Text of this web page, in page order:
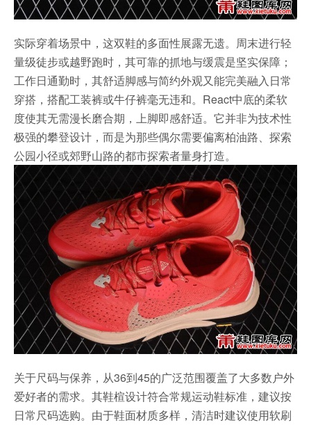
实际穿着场景中，这双鞋的多面性展露无遗。周末进行轻
量级徒步或越野跑时，其可靠的抓地与缓震是坚实保障；
工作日通勤时，其舒适脚感与简约外观又能完美融入日常
穿搭，搭配工装裤或牛仔裤毫无违和。React中底的柔软
度使其无需漫长磨合期，上脚即感舒适。它并非为技术性
极强的攀登设计，而是为那些偶尔需要偏离柏油路、探索
公园小径或郊野山路的都市探索者量身打造。
关于尺码与保养，从36到45的广泛范围覆盖了大多数户外
爱好者的需求。其鞋楦设计符合常规运动鞋标准，建议按
日常尺码选购。由于鞋面材质多样，清洁时建议使用软刷